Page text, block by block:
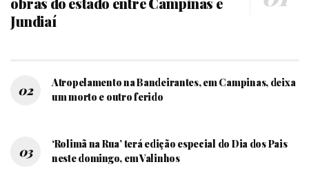
Jundiaí
Atropelamento na Bandeirantes, em Campinas, deixa
um morto e outro ferido
‘Rolimã na Rua’ terá edição especial do Dia dos Pais
neste domingo, em Valinhos